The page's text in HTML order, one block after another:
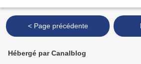
< Page précédente
Hébergé par Canalblog